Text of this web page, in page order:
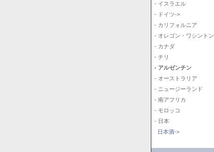
- イスラエル
- ドイツ->
- カリフォルニア
- オレゴン・ワシントン
- カナダ
- チリ
- アルゼンチン
- オーストラリア
- ニュージーランド
- 南アフリカ
- モロッコ
- 日本
日本酒->